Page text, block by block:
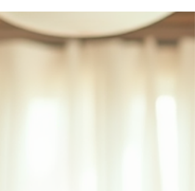
帶光澤、彈性十足、拍照不用修的年輕時光
隨著年齡、壓力、日曬與生活習慣的摧殘，
肌膚逐漸失去彈性、鬆弛、暗沉、細紋悄悄